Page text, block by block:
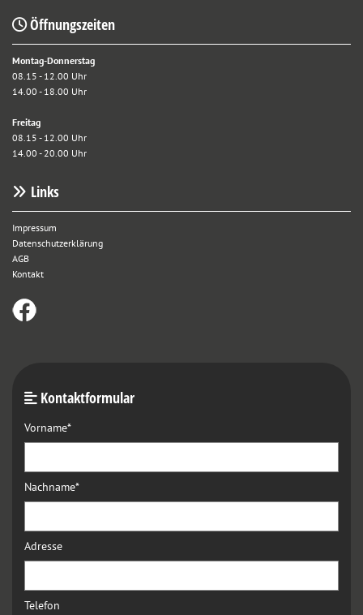
Öffnungszeiten
Montag-Donnerstag
08.15 - 12.00 Uhr
14.00 - 18.00 Uhr
Freitag
08.15 - 12.00 Uhr
14.00 - 20.00 Uhr
 Links
Impressum
Datenschutzerklärung
AGB
Kontakt
 Kontaktformular
Vorname*
Nachname*
Adresse
Telefon